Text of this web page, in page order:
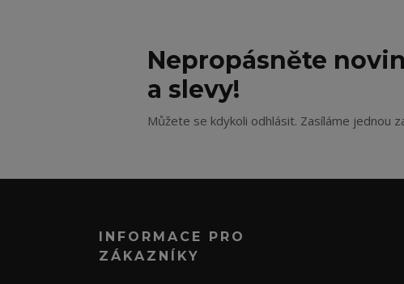
Nepropásněte
a slevy!
Můžete se kdykoli odhlásit. Zasíláme jednou
INFORMACE PRO
ZÁKAZNÍKY